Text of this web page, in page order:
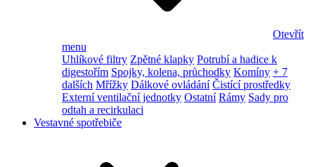
Otevřít
menu
Uhlíkové filtry Zpětné klapky Potrubí a hadice k
digestořím Spojky, kolena, průchodky Komíny + 7
dalších Mřížky Dálkové ovládání Čistící prostředky
Externí ventilační jednotky Ostatní Rámy Sady pro
odtah a recirkulaci
Vestavné spotřebiče